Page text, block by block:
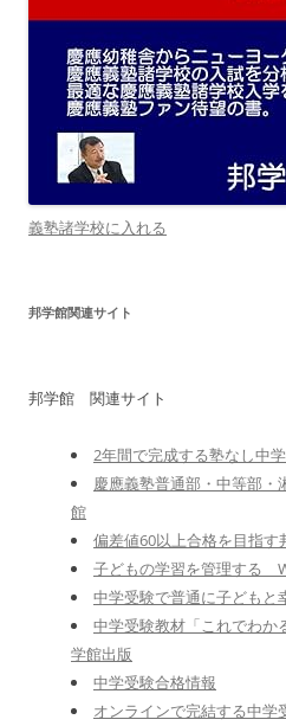
義塾諸学校に入れる
邦学館関連サイト
邦学館 関連サイト
2年間で完成する塾なし中
慶應義塾普通部・中等部
館
偏差値60以上合格を目指
子どもの学習を管理する
中学受験で普通に子どもと
中学受験教材「これでわか
学館出版
中学受験合格情報
オンラインで完結する中